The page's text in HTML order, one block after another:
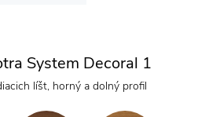
System Decoral 1
líšt, horný a dolný profil